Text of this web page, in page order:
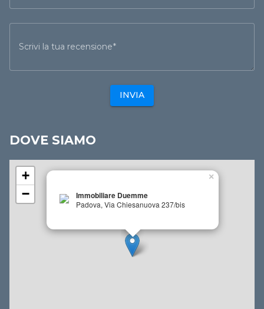
Scrivi la tua recensione
INVIA
DOVE SIAMO
Immobiliare Duemme
Padova, Via Chiesanuova 237/bis
×
+
−